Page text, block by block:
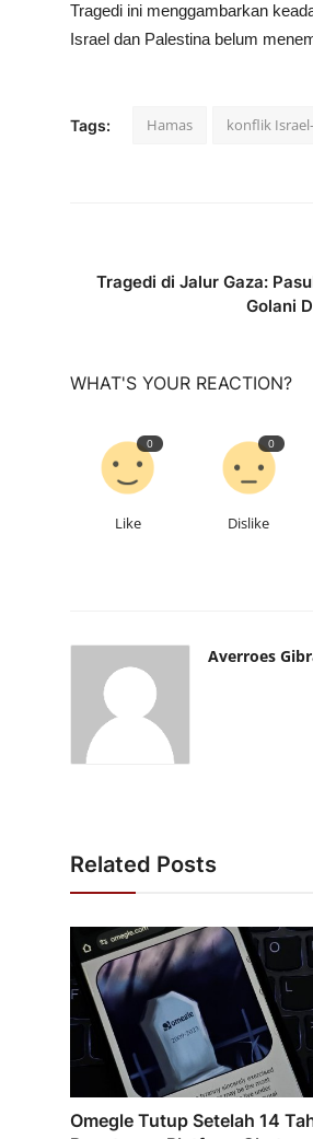
Tragedi ini menggambarkan
Israel dan Palestina belum
Tags: Hamas konflik
Tragedi di Jalur Gaza:
Golani
WHAT'S YOUR REACTION?
0
Like
0
Dislike
Averroes
Related Posts
Omegle Tutup Setelah 14